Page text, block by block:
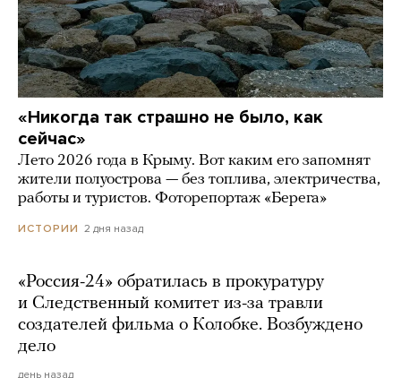
«Никогда так страшно не было, как
сейчас»
Лето 2026 года в Крыму. Вот каким его запомнят
жители полуострова — без топлива, электричества,
работы и туристов. Фоторепортаж «Берега»
ИСТОРИИ 2 дня назад
«Россия-24» обратилась в прокуратуру
и Следственный комитет из-за травли
создателей фильма о Колобке. Возбуждено
дело
день назад